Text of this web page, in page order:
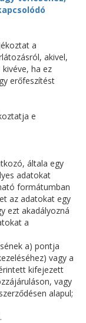
a
akivel,
ha ez
erőfeszítést
e
általa egy
adatokat
formátumban
az adatokat egy
ezt akadályozná
a
a) pontja
vagy a
kifejezett
vagy
alapul;